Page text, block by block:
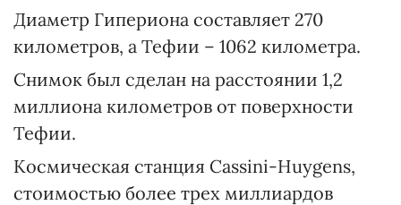
Диаметр Гипериона составляет 270
километров, а Тефии – 1062 километра.
Снимок был сделан на расстоянии 1,2
миллиона километров от поверхности
Тефии.
Космическая станция Cassini-Huygens,
стоимостью более трех миллиардов